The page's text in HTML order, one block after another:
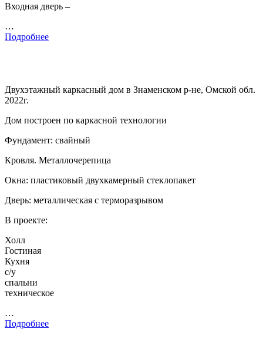
Входная дверь –
…
Подробнее
Двухэтажный каркасный дом в Знаменском р-не, Омской обл.
2022г.
Дом построен по каркасной технологии
Фундамент: свайный
Кровля. Металлочерепица
Окна: пластиковый двухкамерный стеклопакет
Дверь: металлическая с терморазрывом
В проекте:
Холл
Гостиная
Кухня
с/у
спальни
техническое
…
Подробнее